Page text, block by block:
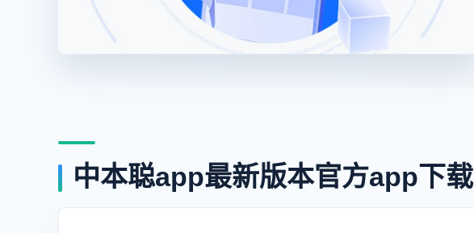
中本聪app最新版本官方app下载